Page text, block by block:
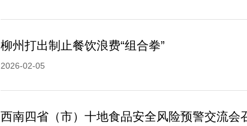
柳州打出制止餐饮浪费“组合拳”
2026-02-05
西南四省（市）十地食品安全风险预警交流会